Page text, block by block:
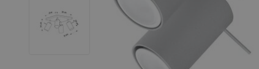
LED Smart Home
Installationsmaterialien